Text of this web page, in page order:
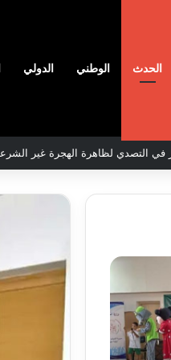
الحدث الوطني الدولي
الوطنية المحددة لسنة 2026
2026-08-03